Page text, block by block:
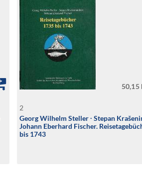
50,15
2
Georg Wilhelm Steller ∙ Stepan
Johann Eberhard Fischer.
bis 1743